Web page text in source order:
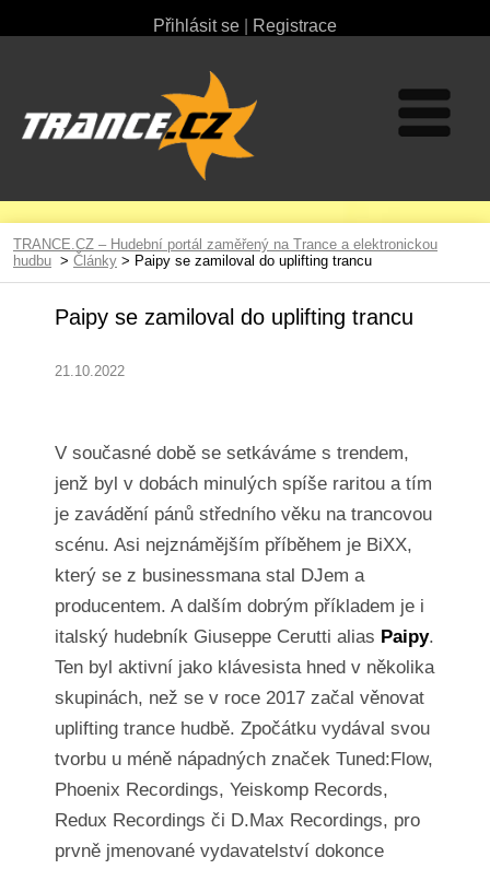
Přihlásit se Registrace
TRANCE.CZ – Hudební portál zaměřený na Trance a elektronickou
hudbu > Články > Paipy se zamiloval do uplifting trancu
Paipy se zamiloval do uplifting trancu
21.10.2022
V současné době se setkáváme s trendem,
jenž byl v dobách minulých spíše raritou a tím
je zavádění pánů středního věku na trancovou
scénu. Asi nejznámějším příběhem je BiXX,
který se z businessmana stal DJem a
producentem. A dalším dobrým příkladem je i
italský hudebník Giuseppe Cerutti alias Paipy.
Ten byl aktivní jako klávesista hned v několika
skupinách, než se v roce 2017 začal věnovat
uplifting trance hudbě. Zpočátku vydával svou
tvorbu u méně nápadných značek Tuned:Flow,
Phoenix Recordings, Yeiskomp Records,
Redux Recordings či D.Max Recordings, pro
prvně jmenované vydavatelství dokonce